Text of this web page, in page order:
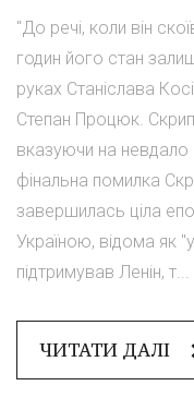
"До речі, коли він
годин його стан
руках Станіслава
Степан Процюк.
вказуючи на невдало
фінальна помилка
завершилась ціла
Україною, відома як
підтримував Ленін, т...
ЧИТАТИ ДАЛІ